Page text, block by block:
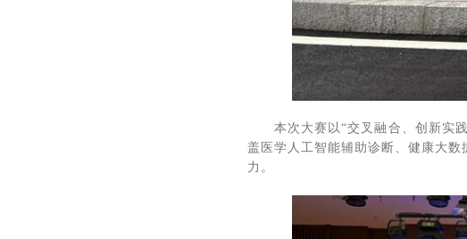
本次大赛以“交叉融合、创新实
盖医学人工智能辅助诊断、健康大
力。